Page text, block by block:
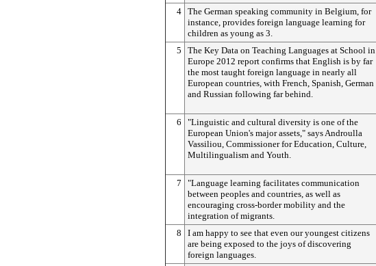
4 The German speaking community in Belgium, for
instance, provides foreign language learning for
children as young as 3.
5
The Key Data on Teaching Languages at School in
Europe 2012 report confirms that English is by far
the most taught foreign language in nearly all
European countries, with French, Spanish, German
and Russian following far behind.
6
"Linguistic and cultural diversity is one of the
European Union's major assets," says Androulla
Vassiliou, Commissioner for Education, Culture,
Multilingualism and Youth.
7
"Language learning facilitates communication
between peoples and countries, as well as
encouraging cross-border mobility and the
integration of migrants.
8
I am happy to see that even our youngest citizens
are being exposed to the joys of discovering
foreign languages.